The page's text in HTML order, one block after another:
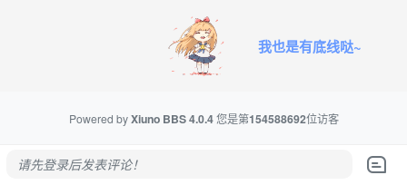
我也是有底线哒~
Powered byXiuno BBS4.0.4 您是第154588692位访客
请先登录后发表评论！